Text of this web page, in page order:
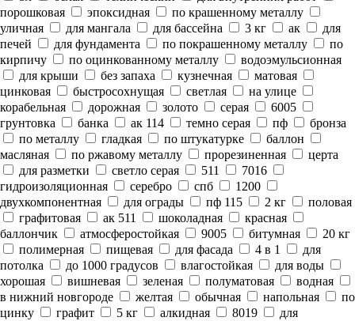
порошковая
эпоксидная
по крашенному металлу
уличная
для мангала для бассейна 3 кг ак
для
печей
для фундамента по покрашенному металлу
по
кирпичу
по оцинкованному металлу
водоэмульсионная
для крыши
без запаха кузнечная
матовая
цинковая
быстросохнущая светлая
на улице
корабельная
дорожная золото серая
6005
грунтовка
банка ак 114 темно серая пф
бронза
по металлу
гладкая по штукатурке
баллон
масляная
по ржавому металлу прорезиненная
церта
для разметки
светло серая 511
7016
гидроизоляционная
серебро спб
1200
двухкомпонентная
для ограды пф 115 2 кг
половая
графитовая
ак 511 шоколадная
красная
баллончик
атмосферостойкая 9005 битумная
20 кг
полимерная
пищевая для фасада 4 в 1
для
потолка
до 1000 градусов влагостойкая
для воды
хорошая
вишневая зеленая полуматовая
водная
в нижний новгороде
желтая обычная напольная
по
цинку
графит 5 кг алкидная 8019
для